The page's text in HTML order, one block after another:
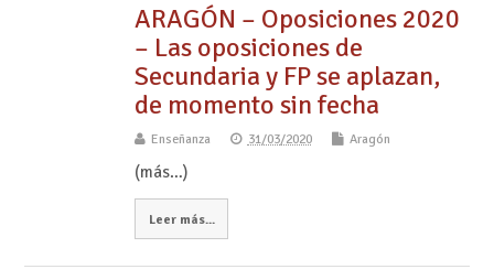
ARAGÓN – Oposiciones 2020
– Las oposiciones de
Secundaria y FP se aplazan,
de momento sin fecha
Enseñanza 31/03/2020 Aragón
(más…)
Leer más...